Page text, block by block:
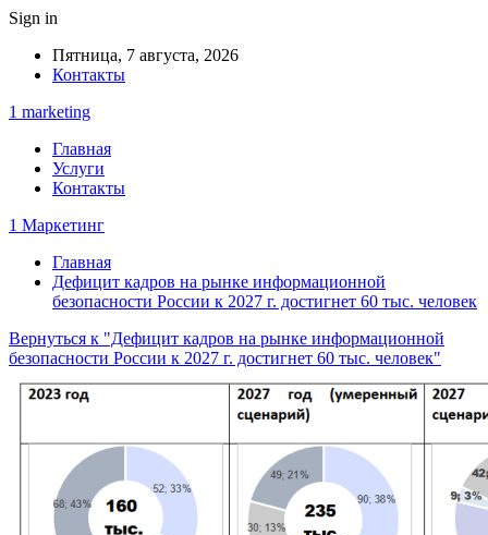
Sign in
Пятница, 7 августа, 2026
Контакты
1 marketing
Главная
Услуги
Контакты
1 Маркетинг
Главная
Дефицит кадров на рынке информационной
безопасности России к 2027 г. достигнет 60 тыс. человек
Вернуться к "Дефицит кадров на рынке информационной
безопасности России к 2027 г. достигнет 60 тыс. человек"